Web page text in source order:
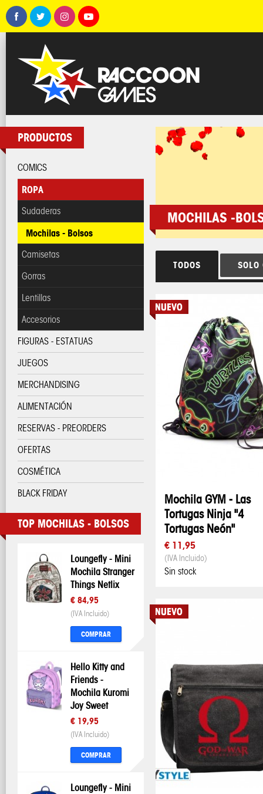
PRODUCTOS
COMICS
ROPA
Sudaderas
Mochilas - Bolsos
Camisetas
Gorras
Lentillas
Accesorios
FIGURAS - ESTATUAS
JUEGOS
MERCHANDISING
ALIMENTACIÓN
RESERVAS - PREORDERS
OFERTAS
COSMÉTICA
BLACK FRIDAY
TOP MOCHILAS - BOLSOS
Loungefly - Mini
Mochila Stranger
Things Netlix
€ 84,95
(IVA Incluido)
COMPRAR
Hello Kitty and
Friends -
Mochila Kuromi
Joy Sweet
€ 19,95
(IVA Incluido)
COMPRAR
Loungefly - Mini
MOCHILAS -
TODOS SOLO
Mochila GYM - Las
Tortugas Ninja "4
Tortugas Neón"
€ 11,95
(IVA Incluido)
Sin stock